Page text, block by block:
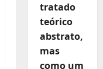
tratado
teórico
abstrato,
mas
como um